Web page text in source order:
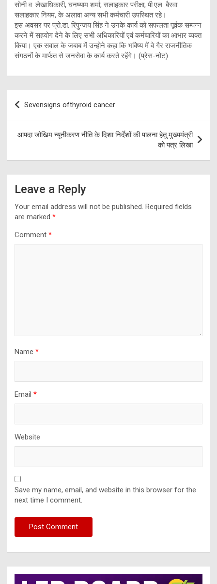
सोनी व. लेखाधिकारी, घनष्याम शर्मा, सलाहकार परीक्षा, पी.एल. बैरवा
सलाहकार नियम, के अलावा अन्य सभी कर्मचारी उपस्थित रहे।
इस अवसर पर प्रो.डा. रिपुन्जय सिंह ने उनके कार्य को सफलता पूर्वक सम्पन्न
करने में सहयोग देने के लिए सभी अधिकारियों एवं कर्मचारियों का आभार व्यक्त
किया। एक सवाल के जबाब में उन्होने कहा कि भविष्य में वे गैर राजनीतिक
संगठनों के मार्फत से जनसेवा के कार्य करते रहेंगे। (प्रेस-नोट)
Post
navigation
Sevensigns ofthyroid cancer
आपदा जोखिम न्यूनीकरण नीति के दिशा निर्देशों की पालना हेतु मुख्यमंत्री
को पत्र लिखा
Leave a Reply
Your email address will not be published. Required fields
are marked *
Comment *
Name *
Email *
Website
Save my name, email, and website in this browser for the
next time I comment.